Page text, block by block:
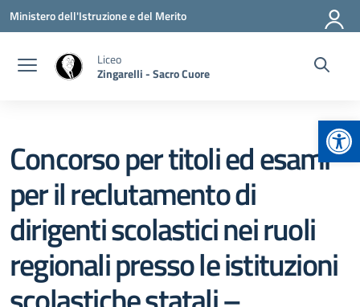
Vai ai contenuti
Vai al menu di navigazione
Vai al footer
Ministero dell'Istruzione e del Merito
Liceo
Zingarelli - Sacro Cuore
Concorso per titoli ed esami
per il reclutamento di
dirigenti scolastici nei ruoli
regionali presso le istituzioni